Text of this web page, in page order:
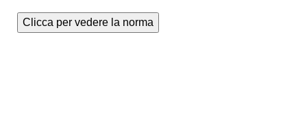
Clicca per vedere la norma